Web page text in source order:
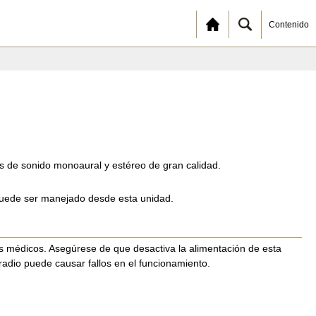
Contenido
de sonido monoaural y estéreo de gran calidad.
ser manejado desde esta unidad.
Asegúrese de que desactiva la alimentación de esta
puede causar fallos en el funcionamiento.